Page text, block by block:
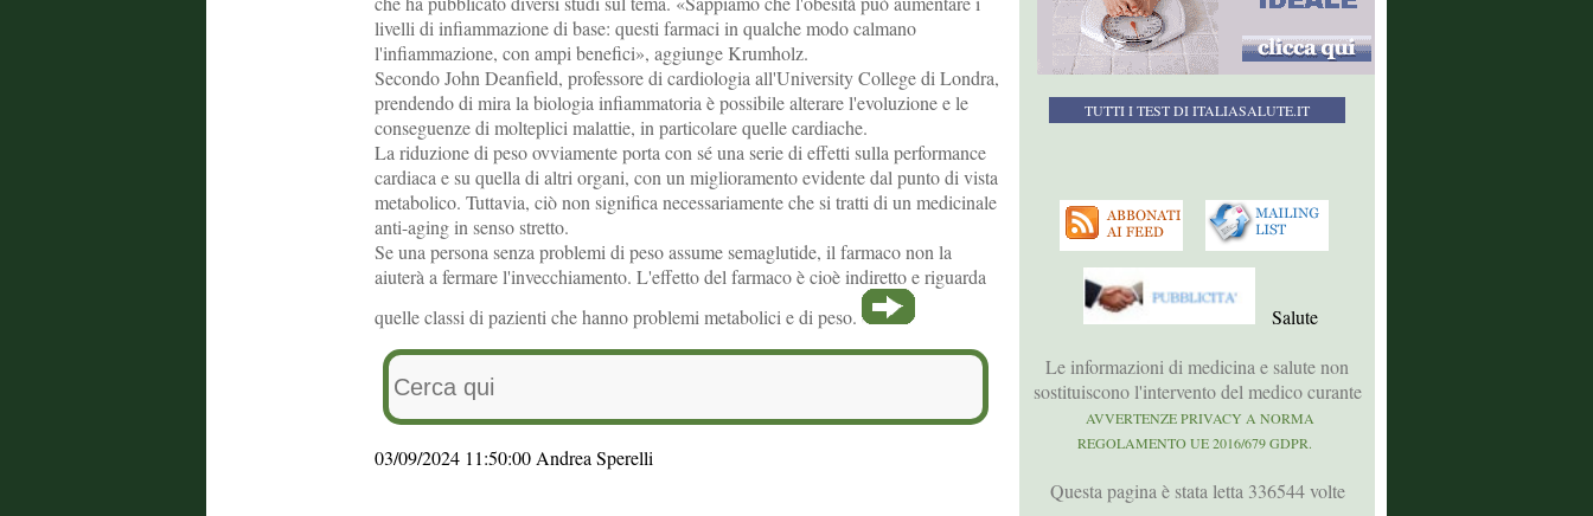
livelli di infiammazione di base: questi farmaci in qualche modo calmano
l'infiammazione, con ampi benefici», aggiunge Krumholz.
Secondo John Deanfield, professore di cardiologia all'University College di Londra,
prendendo di mira la biologia infiammatoria è possibile alterare l'evoluzione e le
conseguenze di molteplici malattie, in particolare quelle cardiache.
La riduzione di peso ovviamente porta con sé una serie di effetti sulla performance
cardiaca e su quella di altri organi, con un miglioramento evidente dal punto di vista
metabolico. Tuttavia, ciò non significa necessariamente che si tratti di un medicinale
anti-aging in senso stretto.
Se una persona senza problemi di peso assume semaglutide, il farmaco non la
aiuterà a fermare l'invecchiamento. L'effetto del farmaco è cioè indiretto e riguarda
quelle classi di pazienti che hanno problemi metabolici e di peso.
03/09/2024 11:50:00 Andrea Sperelli
TUTTI I TEST DI ITALIASALUTE.IT
Salute
Le informazioni di medicina e salute non
sostituiscono l'intervento del medico curante
AVVERTENZE PRIVACY A NORMA
REGOLAMENTO UE 2016/679 GDPR.
Questa pagina è stata letta 336544 volte